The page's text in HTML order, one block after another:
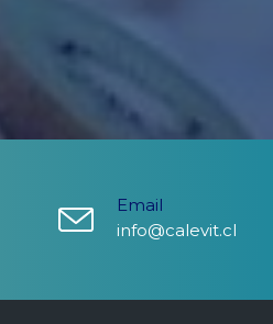
Email
info@calevit.cl